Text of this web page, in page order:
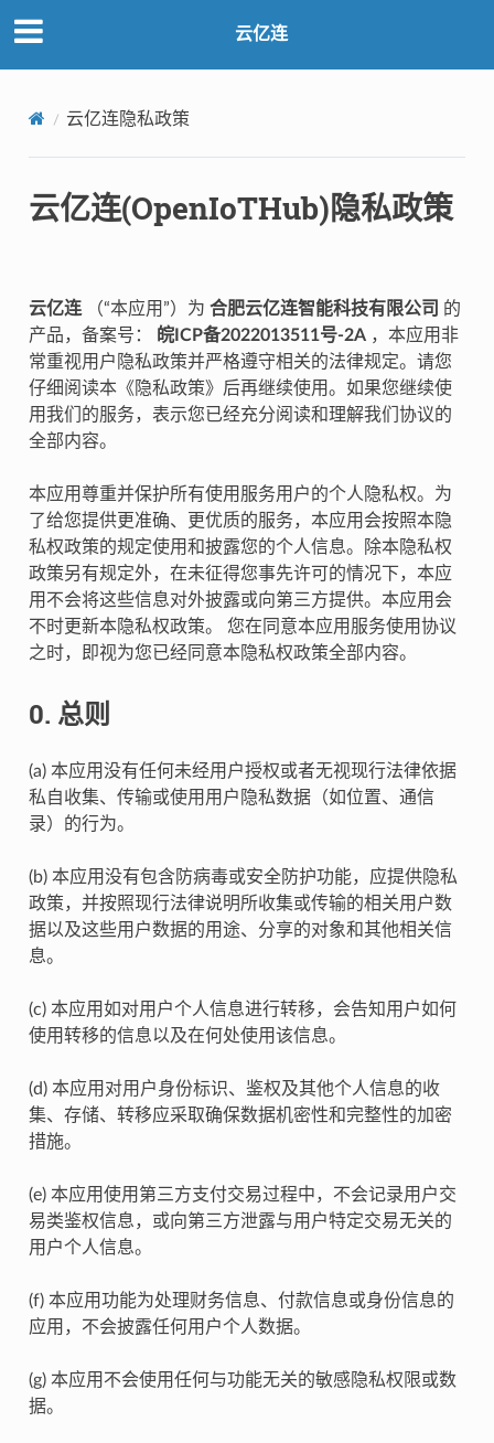
云亿连
云亿连隐私政策
云亿连(OpenIoTHub)隐私政策
云亿连（“本应用”）为 合肥云亿连智能科技有限公司
的
产品，备案号：
皖ICP备2022013511号-2A，本应用非
常重视用户隐私政策并严格遵守相关的法律规定。请您
仔细阅读本《隐私政策》后再继续使用。如果您继续使
用我们的服务，表示您已经充分阅读和理解我们协议的
全部内容。
本应用尊重并保护所有使用服务用户的个人隐私权。为
了给您提供更准确、更优质的服务，本应用会按照本隐
私权政策的规定使用和披露您的个人信息。除本隐私权
政策另有规定外，在未征得您事先许可的情况下，本应
用不会将这些信息对外披露或向第三方提供。本应用会
不时更新本隐私权政策。 您在同意本应用服务使用协议
之时，即视为您已经同意本隐私权政策全部内容。
0. 总则
(a) 本应用没有任何未经用户授权或者无视现行法律依据
私自收集、传输或使用用户隐私数据（如位置、通信
录）的行为。
(b) 本应用没有包含防病毒或安全防护功能，应提供隐私
政策，并按照现行法律说明所收集或传输的相关用户数
据以及这些用户数据的用途、分享的对象和其他相关信
息。
(c) 本应用如对用户个人信息进行转移，会告知用户如何
使用转移的信息以及在何处使用该信息。
(d) 本应用对用户身份标识、鉴权及其他个人信息的收
集、存储、转移应采取确保数据机密性和完整性的加密
措施。
(e) 本应用使用第三方支付交易过程中，不会记录用户交
易类鉴权信息，或向第三方泄露与用户特定交易无关的
用户个人信息。
(f) 本应用功能为处理财务信息、付款信息或身份信息的
应用，不会披露任何用户个人数据。
(g) 本应用不会使用任何与功能无关的敏感隐私权限或数
据。